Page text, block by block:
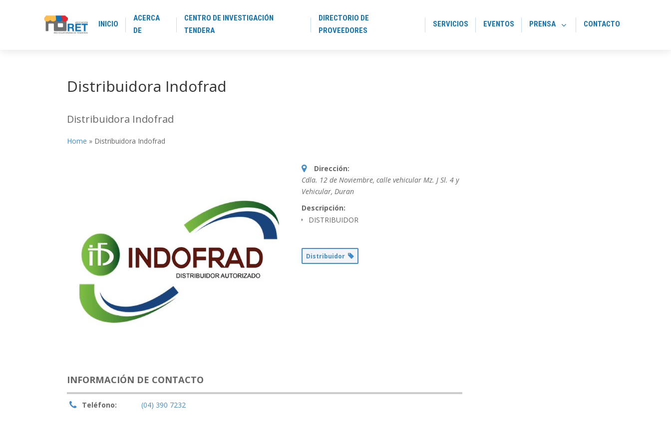
INICIO
ACERCA
DE
CENTRO DE INVESTIGACIÓN
TENDERA
DIRECTORIO DE
PROVEEDORES
SERVICIOS EVENTOS PRENSA CONTACTO
Distribuidora Indofrad
Distribuidora Indofrad
Home » Distribuidora Indofrad
Dirección:
Cdla. 12 de Noviembre, calle vehicular Mz. J Sl. 4 y
Vehicular,Duran
Descripción:
DISTRIBUIDOR
Distribuidor
INFORMACIÓN DE CONTACTO
Teléfono: (04) 390 7232